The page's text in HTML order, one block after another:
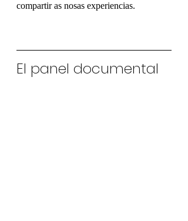
compartir as nosas experiencias.
El panel documental